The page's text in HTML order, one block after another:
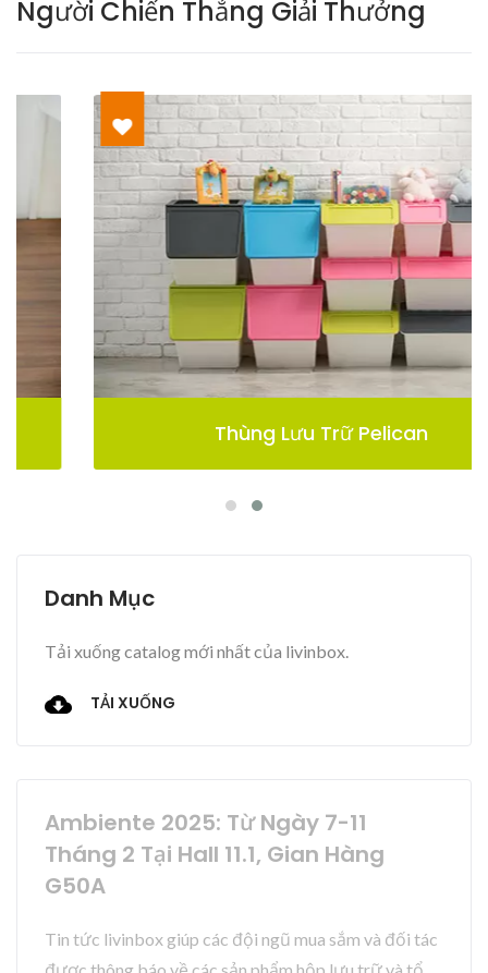
Người Chiến Thắng Giải Thưởng
Thùng Lưu Trữ Pelican
Danh Mục
Tải xuống catalog mới nhất của livinbox.
TẢI XUỐNG
Ambiente 2025: Từ Ngày 7-11
Tháng 2 Tại Hall 11.1, Gian Hàng
G50A
Tin tức livinbox giúp các đội ngũ mua sắm và đối tác